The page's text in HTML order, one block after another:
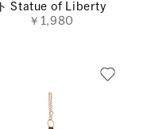
ト Statue of Liberty
￥1,980